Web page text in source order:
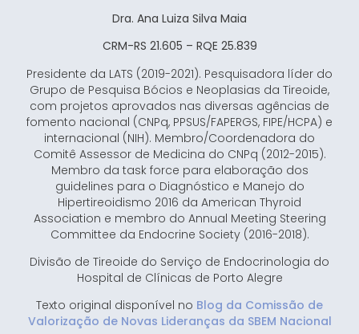
Dra. Ana Luiza Silva Maia
CRM-RS 21.605 – RQE 25.839
Presidente da LATS (2019-2021). Pesquisadora líder do
Grupo de Pesquisa Bócios e Neoplasias da Tireoide,
com projetos aprovados nas diversas agências de
fomento nacional (CNPq, PPSUS/FAPERGS, FIPE/HCPA) e
internacional (NIH). Membro/Coordenadora do
Comitê Assessor de Medicina do CNPq (2012-2015).
Membro da task force para elaboração dos
guidelines para o Diagnóstico e Manejo do
Hipertireoidismo 2016 da American Thyroid
Association e membro do Annual Meeting Steering
Committee da Endocrine Society (2016-2018).
Divisão de Tireoide do Serviço de Endocrinologia do
Hospital de Clínicas de Porto Alegre
Texto original disponível no Blog da Comissão de
Valorização de Novas Lideranças da SBEM Nacional